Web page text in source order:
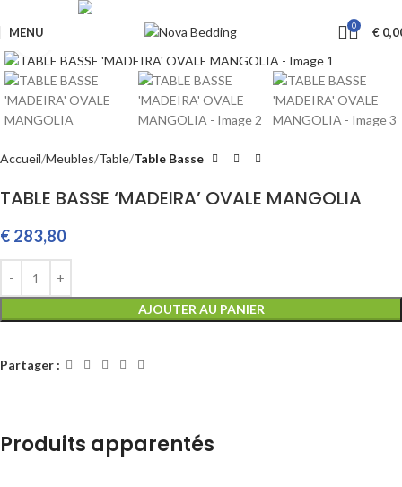
MENU 0 €
Cliquez pour agrandir
Accueil Meubles Table Table Basse
TABLE BASSE ‘MADEIRA’ OVALE MANGOLIA
€ 283,80
AJOUTER AU PANIER
Partager :
Produits apparentés